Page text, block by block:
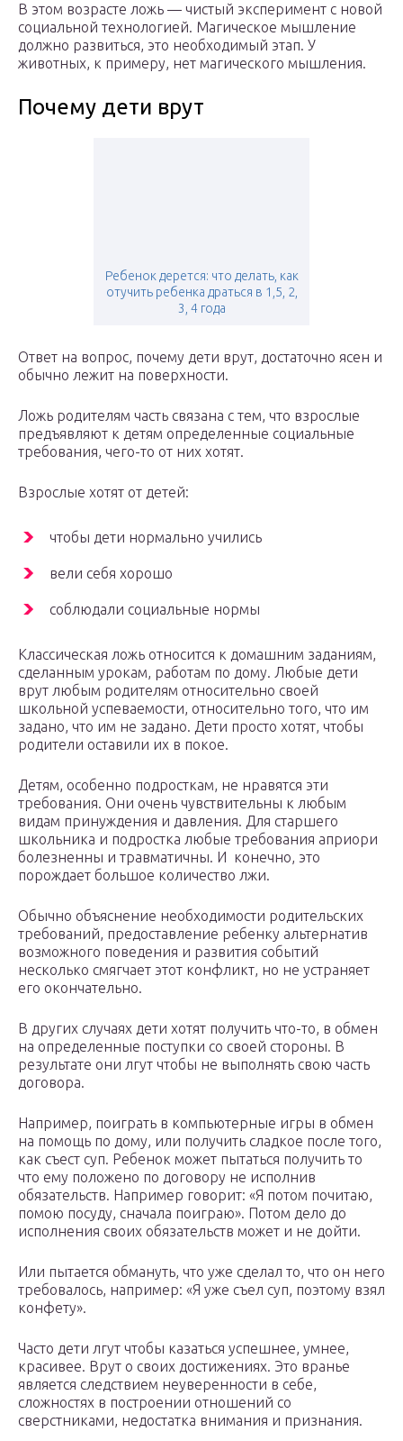
В этом возрасте ложь — чистый эксперимент с новой
социальной технологией. Магическое мышление
должно развиться, это необходимый этап. У
животных, к примеру, нет магического мышления.
Почему дети врут
Ребенок дерется: что делать, как
отучить ребенка драться в 1,5, 2,
3, 4 года
Ответ на вопрос, почему дети врут, достаточно ясен и
обычно лежит на поверхности.
Ложь родителям часть связана с тем, что взрослые
предъявляют к детям определенные социальные
требования, чего-то от них хотят.
Взрослые хотят от детей:
чтобы дети нормально учились
вели себя хорошо
соблюдали социальные нормы
Классическая ложь относится к домашним заданиям,
сделанным урокам, работам по дому. Любые дети
врут любым родителям относительно своей
школьной успеваемости, относительно того, что им
задано, что им не задано. Дети просто хотят, чтобы
родители оставили их в покое.
Детям, особенно подросткам, не нравятся эти
требования. Они очень чувствительны к любым
видам принуждения и давления. Для старшего
школьника и подростка любые требования априори
болезненны и травматичны. И конечно, это
порождает большое количество лжи.
Обычно объяснение необходимости родительских
требований, предоставление ребенку альтернатив
возможного поведения и развития событий
несколько смягчает этот конфликт, но не устраняет
его окончательно.
В других случаях дети хотят получить что-то, в обмен
на определенные поступки со своей стороны. В
результате они лгут чтобы не выполнять свою часть
договора.
Например, поиграть в компьютерные игры в обмен
на помощь по дому, или получить сладкое после того,
как съест суп. Ребенок может пытаться получить то
что ему положено по договору не исполнив
обязательств. Например говорит: «Я потом почитаю,
помою посуду, сначала поиграю». Потом дело до
исполнения своих обязательств может и не дойти.
Или пытается обмануть, что уже сделал то, что он него
требовалось, например: «Я уже съел суп, поэтому взял
конфету».
Часто дети лгут чтобы казаться успешнее, умнее,
красивее. Врут о своих достижениях. Это вранье
является следствием неуверенности в себе,
сложностях в построении отношений со
сверстниками, недостатка внимания и признания.